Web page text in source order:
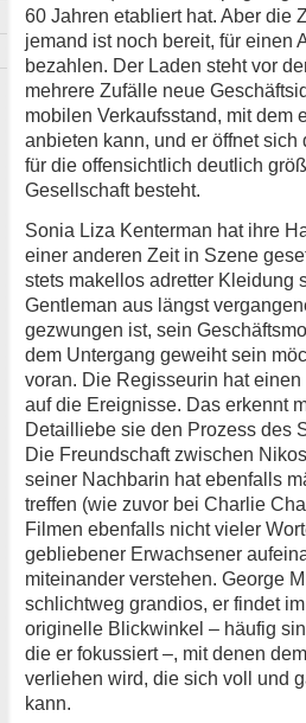
60 Jahren etabliert hat. Aber die
jemand ist noch bereit, für einen
bezahlen. Der Laden steht vor
mehrere Zufälle neue
mobilen Verkaufsstand, mit dem
anbieten kann, und er öffnet
für die offensichtlich deutlich
Gesellschaft besteht.
Sonia Liza Kenterman hat ihre
einer anderen Zeit in Szene
stets makellos adretter Kleidung
Gentleman aus längst
gezwungen ist, sein
dem Untergang geweiht sein
voran. Die Regisseurin hat
auf die Ereignisse. Das erkennt
Detailliebe sie den Prozess des
Die Freundschaft zwischen
seiner Nachbarin hat ebenfalls
treffen (wie zuvor bei Charlie
Filmen ebenfalls nicht vieler
gebliebener Erwachsener
miteinander verstehen. George
schlichtweg grandios, er findet
originelle Blickwinkel – häufig
die er fokussiert –, mit denen
verliehen wird, die sich voll und
kann.